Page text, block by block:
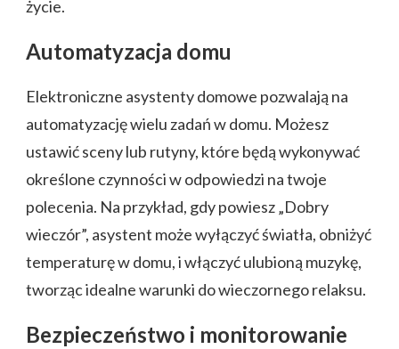
życie.
Automatyzacja domu
Elektroniczne asystenty domowe pozwalają na
automatyzację wielu zadań w domu. Możesz
ustawić sceny lub rutyny, które będą wykonywać
określone czynności w odpowiedzi na twoje
polecenia. Na przykład, gdy powiesz „Dobry
wieczór”, asystent może wyłączyć światła, obniżyć
temperaturę w domu, i włączyć ulubioną muzykę,
tworząc idealne warunki do wieczornego relaksu.
Bezpieczeństwo i monitorowanie